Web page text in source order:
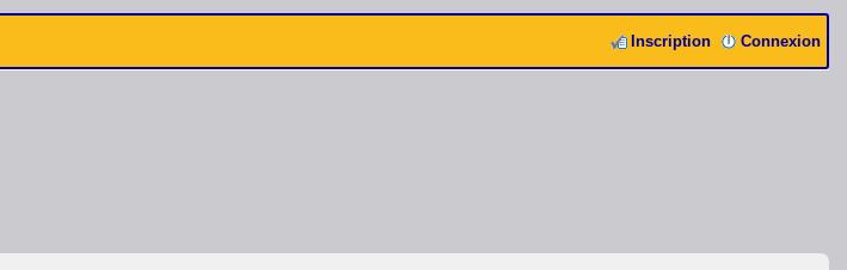
Connexion
Inscription